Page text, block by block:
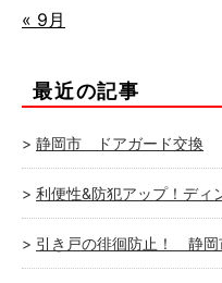
« 9月
最近の記事
静岡市 ドアガード交換
利便性&防犯アップ！ディ
引き戸の徘徊防止！ 静岡